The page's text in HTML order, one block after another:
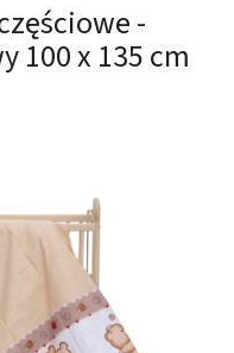
-
100 x 135 cm